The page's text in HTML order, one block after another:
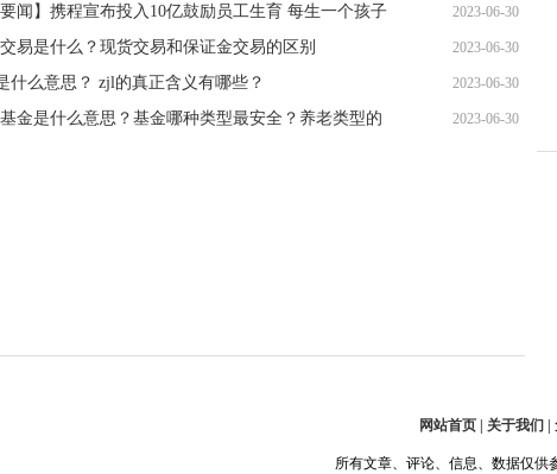
10:36:58
要闻】携程宣布投入10亿鼓励员工生育 每生一个孩子
2023-06-30
10:38:19
易是什么？现货交易和保证金交易的区别 2023-06-30
10:40:15
什么意思？ zjl的真正含义有哪些？ 2023-06-30
10:30:32
金是什么意思？基金哪种类型最安全？养老类型的
2023-06-30
网站首页 | 关于我们 |
所有文章、评论、信息、数据仅供